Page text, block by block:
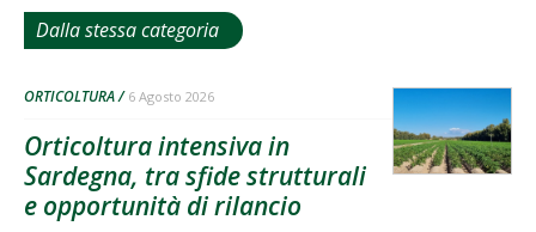
Dalla stessa categoria
ORTICOLTURA 6 Agosto 2026
Orticoltura intensiva in
Sardegna, tra sfide strutturali
e opportunità di rilancio